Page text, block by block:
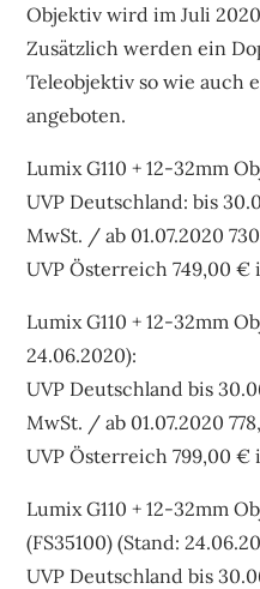
Objektiv wird im Juli
Zusätzlich werden ein
Teleobjektiv so wie auch
angeboten.
Lumix G110 + 12-32mm
UVP Deutschland: bis
MwSt. / ab 01.07.2020
UVP Österreich 749,00 €
Lumix G110 + 12-32mm
24.06.2020):
UVP Deutschland bis
MwSt. / ab 01.07.2020
UVP Österreich 799,00 €
Lumix G110 + 12-32mm
(FS35100) (Stand:
UVP Deutschland bis